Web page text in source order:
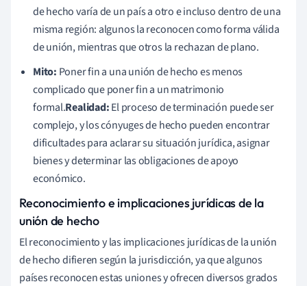
de hecho varía de un país a otro e incluso dentro de una
misma región: algunos la reconocen como forma válida
de unión, mientras que otros la rechazan de plano.
Mito: Poner fin a una unión de hecho es menos
complicado que poner fin a un matrimonio
formal.Realidad:El proceso de terminación puede ser
complejo, y los cónyuges de hecho pueden encontrar
dificultades para aclarar su situación jurídica, asignar
bienes y determinar las obligaciones de apoyo
económico.
Reconocimiento e implicaciones jurídicas de la
unión de hecho
El reconocimiento y las implicaciones jurídicas de la unión
de hecho difieren según la jurisdicción, ya que algunos
países reconocen estas uniones y ofrecen diversos grados